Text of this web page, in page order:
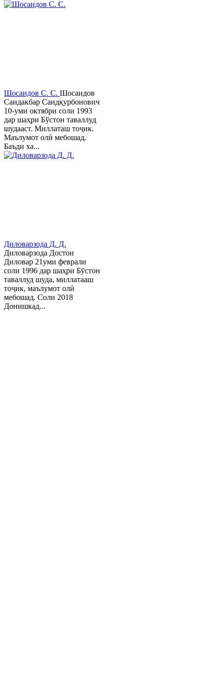
Шосаидов С. С. Шосаидов
Саидакбар Саидқурбонович
10-уми октябри соли 1993
дар шаҳри Бўстон таваллуд
шудааст. Миллаташ тоҷик.
Маълумот олӣ мебошад.
Баъди ха...
Диловарзода Д. Д.
Диловарзода Достон
Диловар 21уми феврали
соли 1996 дар шаҳри Бӯстон
таваллуд шуда, миллатааш
тоҷик, маълумот олӣ
мебошад. Соли 2018
Донишкад...